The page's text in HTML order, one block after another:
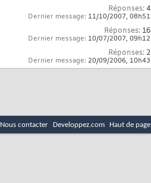
Réponses:4
Dernier message: 11/10/2007, 08h51
Réponses: 16
Dernier message: 10/07/2007, 09h12
Réponses: 2
Dernier message: 20/09/2006, 10h43
Nous contacter Developpez.com Haut de page